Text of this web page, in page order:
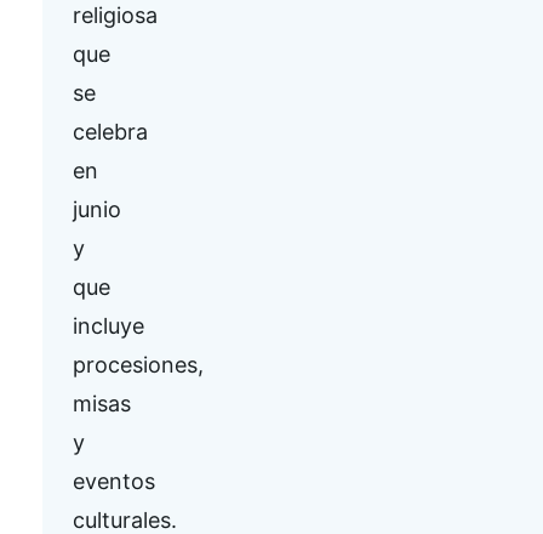
religiosa
que
se
celebra
en
junio
y
que
incluye
procesiones,
misas
y
eventos
culturales.